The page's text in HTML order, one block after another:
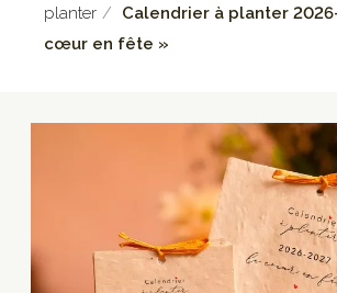
planter
Calendrier à planter
cœur en fête »